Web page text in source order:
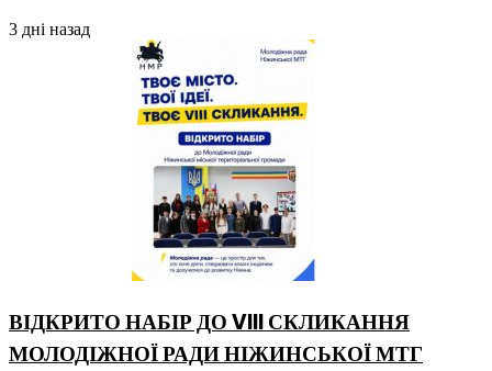
3 дні назад
ВІДКРИТО НАБІР ДО VIII СКЛИКАННЯ
МОЛОДІЖНОЇ РАДИ НІЖИНСЬКОЇ МТГ